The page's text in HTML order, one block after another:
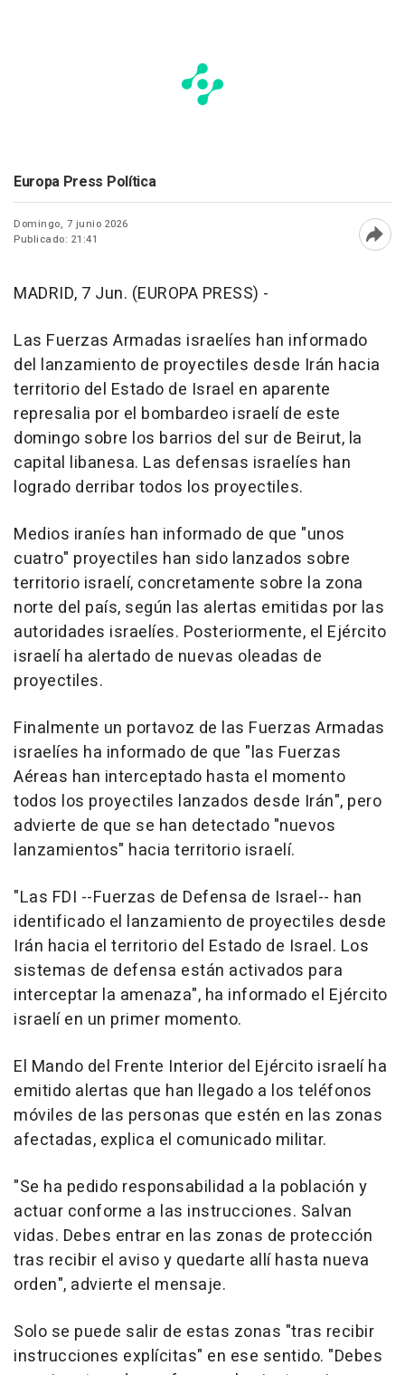
Europa Press Política
Domingo, 7 junio 2026
Publicado: 21:41
MADRID, 7 Jun. (EUROPA PRESS) -
Las Fuerzas Armadas israelíes han informado
del lanzamiento de proyectiles desde Irán hacia
territorio del Estado de Israel en aparente
represalia por el bombardeo israelí de este
domingo sobre los barrios del sur de Beirut, la
capital libanesa. Las defensas israelíes han
logrado derribar todos los proyectiles.
Medios iraníes han informado de que "unos
cuatro" proyectiles han sido lanzados sobre
territorio israelí, concretamente sobre la zona
norte del país, según las alertas emitidas por las
autoridades israelíes. Posteriormente, el Ejército
israelí ha alertado de nuevas oleadas de
proyectiles.
Finalmente un portavoz de las Fuerzas Armadas
israelíes ha informado de que "las Fuerzas
Aéreas han interceptado hasta el momento
todos los proyectiles lanzados desde Irán", pero
advierte de que se han detectado "nuevos
lanzamientos" hacia territorio israelí.
"Las FDI --Fuerzas de Defensa de Israel-- han
identificado el lanzamiento de proyectiles desde
Irán hacia el territorio del Estado de Israel. Los
sistemas de defensa están activados para
interceptar la amenaza", ha informado el Ejército
israelí en un primer momento.
El Mando del Frente Interior del Ejército israelí ha
emitido alertas que han llegado a los teléfonos
móviles de las personas que estén en las zonas
afectadas, explica el comunicado militar.
"Se ha pedido responsabilidad a la población y
actuar conforme a las instrucciones. Salvan
vidas. Debes entrar en las zonas de protección
tras recibir el aviso y quedarte allí hasta nueva
orden", advierte el mensaje.
Solo se puede salir de estas zonas "tras recibir
instrucciones explícitas" en ese sentido. "Debes